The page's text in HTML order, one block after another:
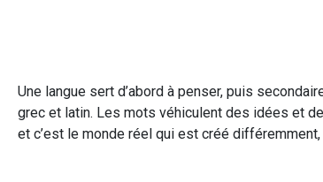
Une langue sert d’abord à penser, puis
grec et latin. Les mots véhiculent des idées et
et c’est le monde réel qui est créé différemment,